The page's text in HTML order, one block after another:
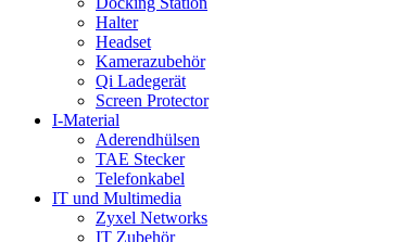
Halter
Headset
Kamerazubehör
Qi Ladegerät
Screen Protector
I-Material
Aderendhülsen
TAE Stecker
Telefonkabel
IT und Multimedia
Zyxel Networks
IT Zubehör